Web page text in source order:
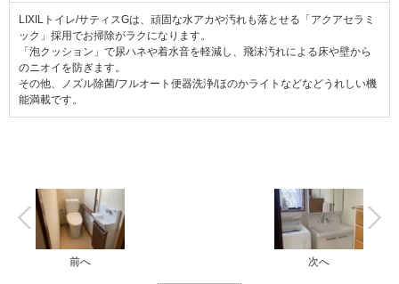
LIXILトイレ/サティスGは、頑固な水アカや汚れも落とせる「アクアセラミ
ック」採用でお掃除がラクになります。
「泡クッション」で尿ハネや着水音を軽減し、飛沫汚れによる床や壁から
のニオイを防ぎます。
その他、ノズル除菌/フルオート便器洗浄/ほのかライトなどなどうれしい機
能満載です。
前へ 次へ